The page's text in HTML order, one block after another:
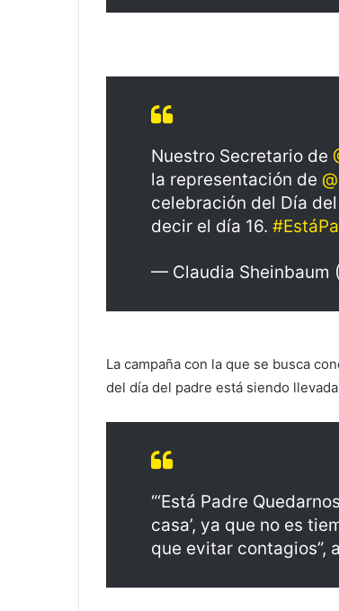
Nuestro Secretario de
la representación de
celebración del Día
decir el día 16.
— Claudia Sheinbaum
La campaña con la que se busca
del día del padre está siendo
“‘Está Padre
casa’, ya que no es
que evitar contagios”,